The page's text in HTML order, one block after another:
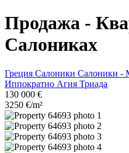
Продажа -
Салониках
Греция Салоники Салоники -
Иппократио Агия Триада
130 000 €
3250 €/m²